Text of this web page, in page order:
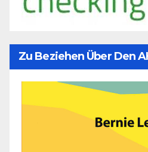
Zu Beziehen Über Den